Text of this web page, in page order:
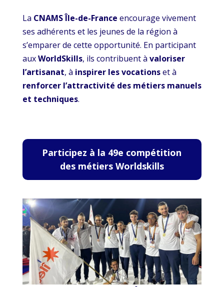
La CNAMS Île-de-France encourage vivement
ses adhérents et les jeunes de la région à
s’emparer de cette opportunité. En participant
auxWorldSkills, ils contribuent à valoriser
l’artisanat, à inspirer les vocationset à
renforcer l’attractivité des métiers manuels
et techniques.
Participez à la 49e compétition
des métiers Worldskills